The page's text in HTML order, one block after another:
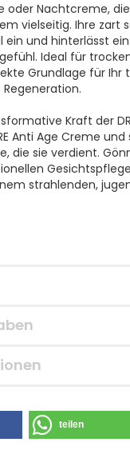
Nachtcreme, die
vielseitig. Ihre zart
ein und hinterlässt
Ideal für
Grundlage für Ihr
Kraft der DR.
Anti Age Creme
die sie verdient.
strahlenden,
teilen